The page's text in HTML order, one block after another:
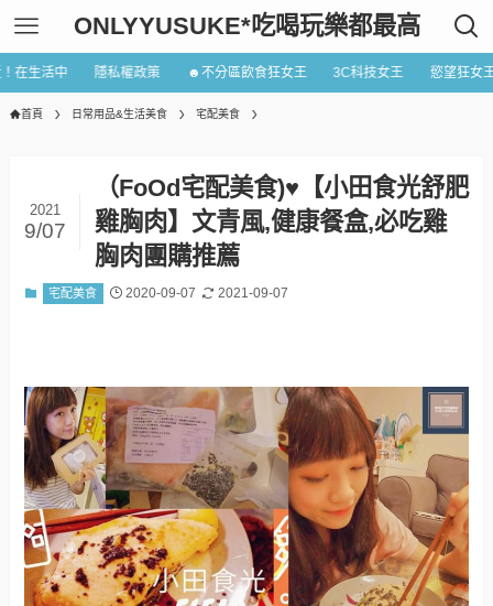
ONLYYUSUKE*吃喝玩樂都最高
在生活中 隱私權政策 ☻不分區飲食狂女王 3C科技女王 慾望狂女
首頁 日常用品&生活美食 宅配美食
（FoOd宅配美食)♥【小田食光舒肥
雞胸肉】文青風,健康餐盒,必吃雞
胸肉團購推薦
2021
9/07
宅配美食 2020-09-07 2021-09-07